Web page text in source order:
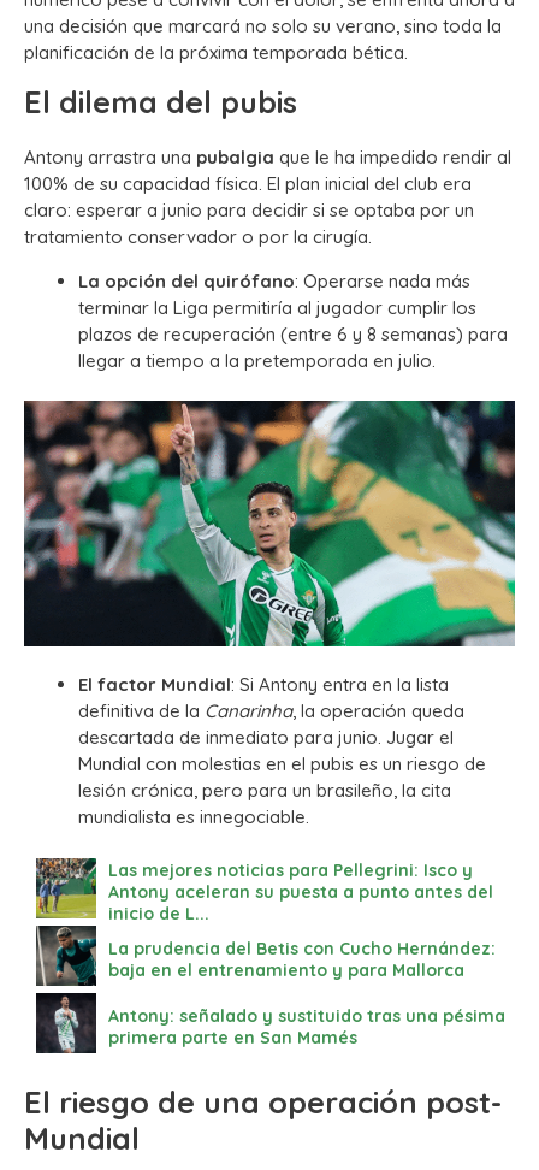
una decisión que marcará no solo su verano, sino toda la
planificación de la próxima temporada bética.
El dilema del pubis
Antony arrastra una pubalgia que le ha impedido rendir al
100% de su capacidad física. El plan inicial del club era
claro: esperar a junio para decidir si se optaba por un
tratamiento conservador o por la cirugía.
La opción del quirófano: Operarse nada más
terminar la Liga permitiría al jugador cumplir los
plazos de recuperación (entre 6 y 8 semanas) para
llegar a tiempo a la pretemporada en julio.
El factor Mundial: Si Antony entra en la lista
definitiva de la Canarinha, la operación queda
descartada de inmediato para junio. Jugar el
Mundial con molestias en el pubis es un riesgo de
lesión crónica, pero para un brasileño, la cita
mundialista es innegociable.
Las mejores noticias para Pellegrini: Isco y
Antony aceleran su puesta a punto antes del
inicio de L...
La prudencia del Betis con Cucho Hernández:
baja en el entrenamiento y para Mallorca
Antony: señalado y sustituido tras una pésima
primera parte en San Mamés
El riesgo de una operación post-
Mundial